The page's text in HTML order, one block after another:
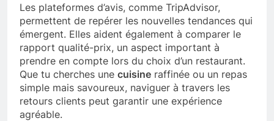
Les plateformes d’avis, comme TripAdvisor,
permettent de repérer les nouvelles tendances qui
émergent. Elles aident également à comparer le
rapport qualité-prix, un aspect important à
prendre en compte lors du choix d’un restaurant.
Que tu cherches une cuisine raffinée ou un repas
simple mais savoureux, naviguer à travers les
retours clients peut garantir une expérience
agréable.